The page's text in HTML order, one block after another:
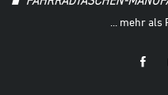
... mehr